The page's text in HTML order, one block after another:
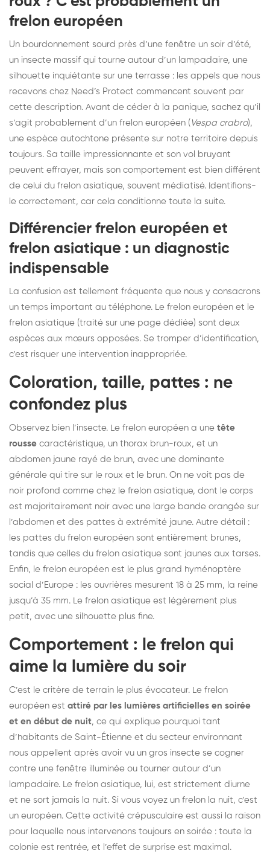
frelon européen
Un bourdonnement sourd près d’une fenêtre un soir d’été,
un insecte massif qui tourne autour d’un lampadaire, une
silhouette inquiétante sur une terrasse : les appels que nous
recevons chez Need’s Protect commencent souvent par
cette description. Avant de céder à la panique, sachez qu’il
s’agit probablement d’un frelon européen ( Vespa crabro),
une espèce autochtone présente sur notre territoire depuis
toujours. Sa taille impressionnante et son vol bruyant
peuvent effrayer, mais son comportement est bien différent
de celui du frelon asiatique, souvent médiatisé. Identifions-
le correctement, car cela conditionne toute la suite.
Différencier frelon européen et
frelon asiatique : un diagnostic
indispensable
La confusion est tellement fréquente que nous y consacrons
un temps important au téléphone. Le frelon européen et le
frelon asiatique (traité sur une page dédiée) sont deux
espèces aux mœurs opposées. Se tromper d’identification,
c’est risquer une intervention inappropriée.
Coloration, taille, pattes : ne
confondez plus
Observez bien l’insecte. Le frelon européen a une tête
rousse caractéristique, un thorax brun-roux, et un
abdomen jaune rayé de brun, avec une dominante
générale qui tire sur le roux et le brun. On ne voit pas de
noir profond comme chez le frelon asiatique, dont le corps
est majoritairement noir avec une large bande orangée sur
l’abdomen et des pattes à extrémité jaune. Autre détail :
les pattes du frelon européen sont entièrement brunes,
tandis que celles du frelon asiatique sont jaunes aux tarses.
Enfin, le frelon européen est le plus grand hyménoptère
social d’Europe : les ouvrières mesurent 18 à 25 mm, la reine
jusqu’à 35 mm. Le frelon asiatique est légèrement plus
petit, avec une silhouette plus fine.
Comportement : le frelon qui
aime la lumière du soir
C’est le critère de terrain le plus évocateur. Le frelon
européen est attiré par les lumières artificielles en soirée
et en début de nuit, ce qui explique pourquoi tant
d’habitants de Saint-Étienne et du secteur environnant
nous appellent après avoir vu un gros insecte se cogner
contre une fenêtre illuminée ou tourner autour d’un
lampadaire. Le frelon asiatique, lui, est strictement diurne
et ne sort jamais la nuit. Si vous voyez un frelon la nuit, c’est
un européen. Cette activité crépusculaire est aussi la raison
pour laquelle nous intervenons toujours en soirée : toute la
colonie est rentrée, et l’effet de surprise est maximal.